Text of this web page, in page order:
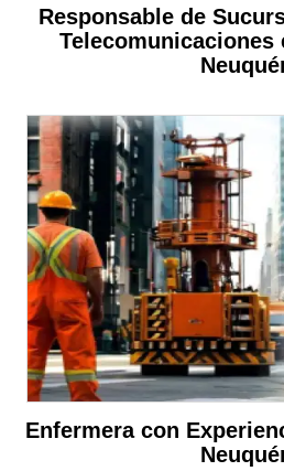
Responsable de
Telecomunicaciones
Enfermera con